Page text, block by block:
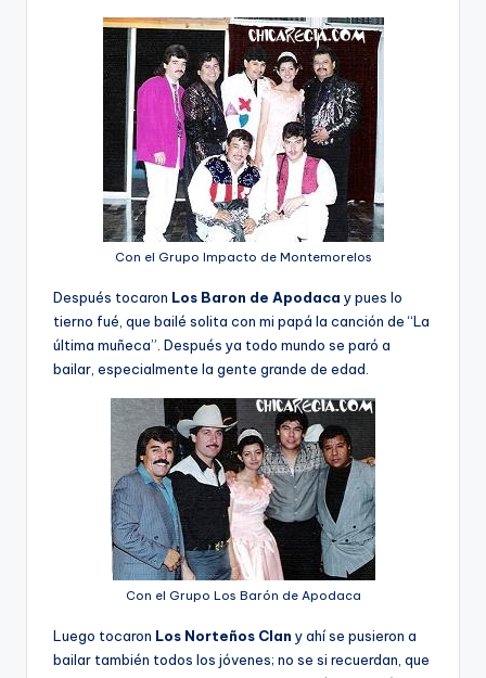
Con el Grupo Impacto de Montemorelos
Después tocaron Los Baron de Apodaca y pues lo
tierno fué, que bailé solita con mi papá la canción de “La
última muñeca”. Después ya todo mundo se paró a
bailar, especialmente la gente grande de edad.
Con el Grupo Los Barón de Apodaca
Luego tocaron Los Norteños Clan y ahí­ se pusieron a
bailar también todos los jóvenes; no se si recuerdan, que